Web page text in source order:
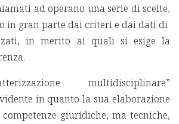
ad operano una serie di scelte,
in gran parte dai criteri e dai dati di
in merito ai quali si esige la
multidisciplinare”
in quanto la sua elaborazione
giuridiche, ma tecniche,